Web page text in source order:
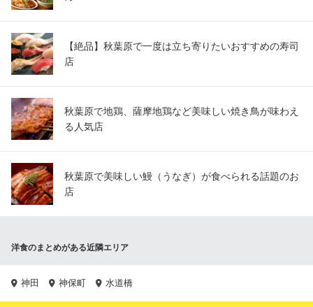
【絶品】秋葉原で一度は立ち寄りたいおすすめの寿司
店
秋葉原で地鶏、薩摩地鶏など美味しい焼き鳥が味わえ
る人気店
秋葉原で美味しい鰻（うなぎ）が食べられる話題のお
店
洋食のまとめがある近隣エリア
神田 神保町 水道橋